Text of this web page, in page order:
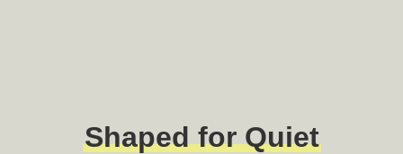
Shaped for Quiet